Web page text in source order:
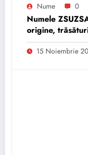
Nume 0
Numele
origine,
15 Noiembrie